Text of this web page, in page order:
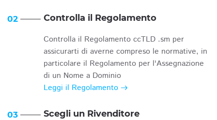
02 Controlla il Regolamento
Controlla il Regolamento ccTLD .sm per
assicurarti di averne compreso le normative, in
particolare il Regolamento per l'Assegnazione
di un Nome a Dominio
Leggi il Regolamento
03 Scegli un Rivenditore